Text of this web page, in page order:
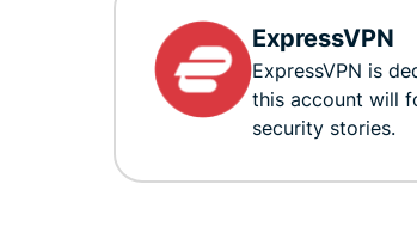
ExpressVPN
ExpressVPN is
this account will
security stories.